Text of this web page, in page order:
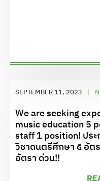
SEPTEMBER 11, 2023
We are seeking
music education 5
staff 1 position! ประ
วิชาดนตรีศึกษา ๕ อัต
อัตรา ด่วน!!